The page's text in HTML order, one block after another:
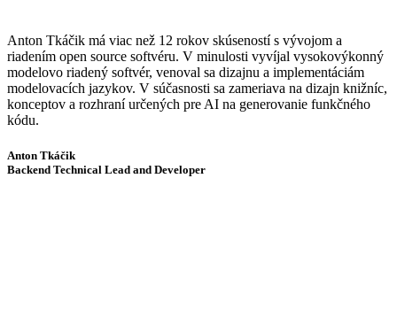
Anton Tkáčik má viac než 12 rokov skúseností s vývojom a
riadením open source softvéru. V minulosti vyvíjal vysokovýkonný
modelovo riadený softvér, venoval sa dizajnu a implementáciám
modelovacích jazykov. V súčasnosti sa zameriava na dizajn knižníc,
konceptov a rozhraní určených pre AI na generovanie funkčného
kódu.
Anton Tkáčik
Backend Technical Lead and Developer